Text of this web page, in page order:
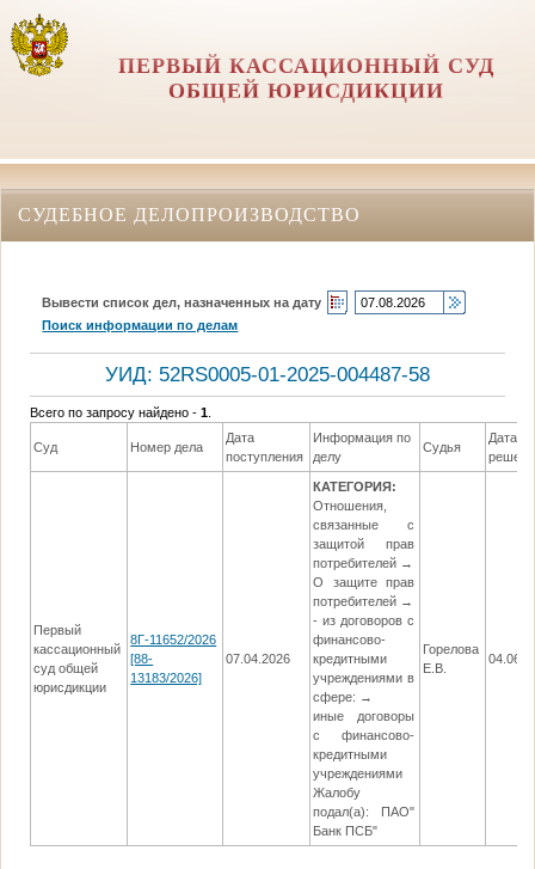
ПЕРВЫЙ КАССАЦИОННЫЙ СУД
ОБЩЕЙ ЮРИСДИКЦИИ
СУДЕБНОЕ ДЕЛОПРОИЗВОДСТВО
Вывести список дел, назначенных на дату
Поиск информации по делам
УИД: 52RS0005-01-2025-004487-58
Всего по запросу найдено -1
Суд Номер дела
Дата
поступления
Информация по
делу
Судья
Дата
Первый
кассационный
суд общей
юрисдикции
8Г-11652/2026
[88-
13183/2026]
07.04.2026
КАТЕГОРИЯ:
Отношения,
связанные с
защитой прав
потребителей →
О защите прав
потребителей →
- из договоров с
финансово-
кредитными
учреждениями в
сфере: →
иные договоры
с финансово-
кредитными
учреждениями
Жалобу
подал(а): ПАО"
Банк ПСБ"
Горелова
Е.В.